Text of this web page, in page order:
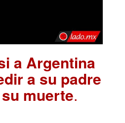
a Argentina
a su padre
muerte.